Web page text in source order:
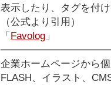
表示したり、タグを付
（公式より引用）
「 Favolog 」
企業ホームページから
FLASH、イラスト、